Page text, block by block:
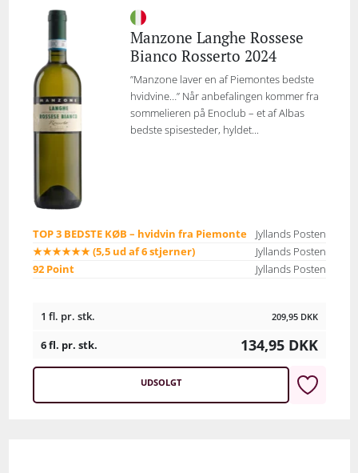
Manzone Langhe Rossese
Bianco Rosserto 2024
”Manzone laver en af Piemontes bedste
hvidvine…” Når anbefalingen kommer fra
sommelieren på Enoclub – et af Albas
bedste spisesteder, hyldet...
TOP 3 BEDSTE KØB – hvidvin fra Piemonte
Jyllands Posten
★★★★★★ (5,5 ud af 6 stjerner)
Jyllands Posten
92 Point
Jyllands Posten
1 fl. pr. stk. 209,95 DKK
6 fl. pr. stk. 134,95 DKK
UDSOLGT